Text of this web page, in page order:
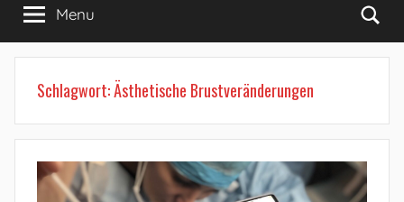
Menu
Schlagwort:Ästhetische Brustveränderungen